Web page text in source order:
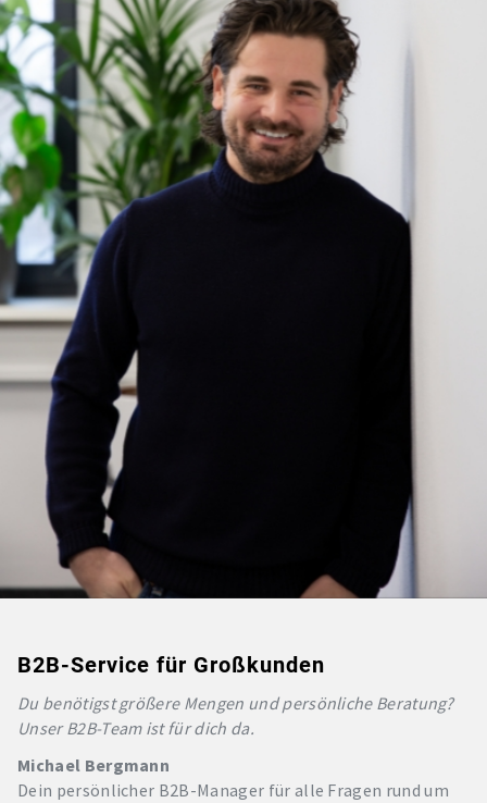
B2B-Service für Großkunden
Du benötigst größere Mengen und persönliche Beratung?
Unser B2B-Team ist für dich da.
Michael Bergmann
Dein persönlicher B2B-Manager für alle Fragen rund um